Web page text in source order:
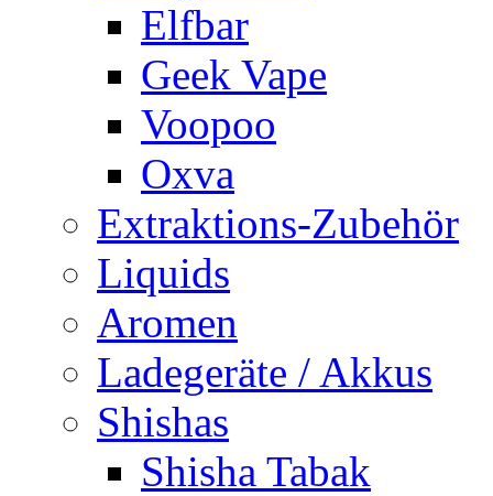
Elfbar
Geek Vape
Voopoo
Oxva
Extraktions-Zubehör
Liquids
Aromen
Ladegeräte / Akkus
Shishas
Shisha Tabak